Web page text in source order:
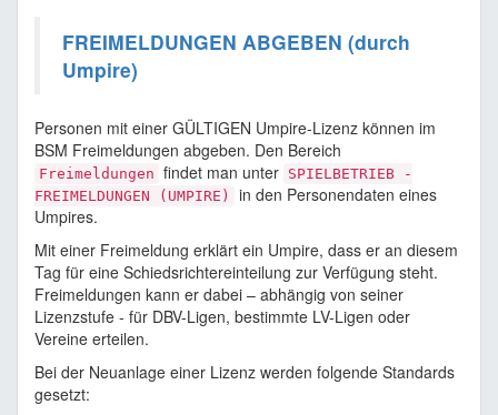
FREIMELDUNGEN ABGEBEN (durch
Umpire)
Personen mit einer GÜLTIGEN Umpire-Lizenz können im
BSM Freimeldungen abgeben. Den Bereich
Freimeldungen findet man unter SPIELBETRIEB -
FREIMELDUNGEN (UMPIRE)
in den Personendaten eines
Umpires.
Mit einer Freimeldung erklärt ein Umpire, dass er an diesem
Tag für eine Schiedsrichtereinteilung zur Verfügung steht.
Freimeldungen kann er dabei – abhängig von seiner
Lizenzstufe - für DBV-Ligen, bestimmte LV-Ligen oder
Vereine erteilen.
Bei der Neuanlage einer Lizenz werden folgende Standards
gesetzt: